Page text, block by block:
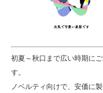
初夏～秋口まで広い時期に
す。
ノベルティ向けで、安価に